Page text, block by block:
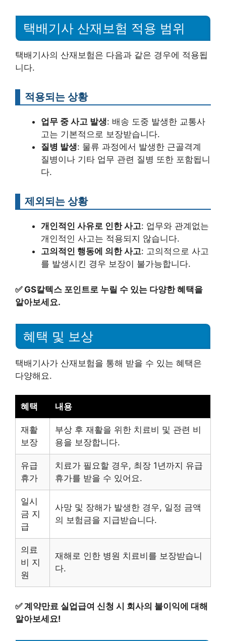
택배기사 산재보험 적용 범위
택배기사의 산재보험은 다음과 같은 경우에 적용됩
니다.
적용되는 상황
업무 중 사고 발생: 배송 도중 발생한 교통사
고는 기본적으로 보장받습니다.
질병 발생: 물류 과정에서 발생한 근골격계
질병이나 기타 업무 관련 질병 또한 포함됩니
다.
제외되는 상황
개인적인 사유로 인한 사고: 업무와 관계없는
개인적인 사고는 적용되지 않습니다.
고의적인 행동에 의한 사고: 고의적으로 사고
를 발생시킨 경우 보장이 불가능합니다.
✅ GS칼텍스 포인트로 누릴 수 있는 다양한 혜택을
알아보세요.
혜택 및 보상
택배기사가 산재보험을 통해 받을 수 있는 혜택은
다양해요.
혜택 내용
재활
보장
부상 후 재활을 위한 치료비 및 관련 비
용을 보장합니다.
유급
휴가
치료가 필요할 경우, 최장 1년까지 유급
휴가를 받을 수 있어요.
일시
금 지
급
사망 및 장해가 발생한 경우, 일정 금액
의 보험금을 지급받습니다.
의료
비 지
원
재해로 인한 병원 치료비를 보장받습니
다.
✅계약만료 실업급여 신청 시 회사의 불이익에 대해
알아보세요!